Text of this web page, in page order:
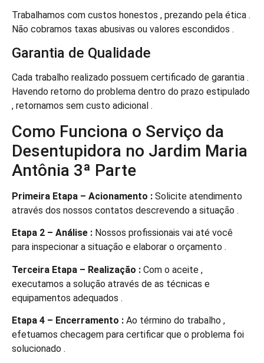
Trabalhamos com custos honestos , prezando pela ética .
Não cobramos taxas abusivas ou valores escondidos .
Garantia de Qualidade
Cada trabalho realizado possuem certificado de garantia .
Havendo retorno do problema dentro do prazo estipulado
, retornamos sem custo adicional .
Como Funciona o Serviço da
Desentupidora no Jardim Maria
Antônia 3ª Parte
Primeira Etapa – Acionamento : Solicite atendimento
através dos nossos contatos descrevendo a situação .
Etapa 2 – Análise : Nossos profissionais vai até você
para inspecionar a situação e elaborar o orçamento .
Terceira Etapa – Realização : Com o aceite ,
executamos a solução através de as técnicas e
equipamentos adequados .
Etapa 4 – Encerramento : Ao término do trabalho ,
efetuamos checagem para certificar que o problema foi
solucionado .